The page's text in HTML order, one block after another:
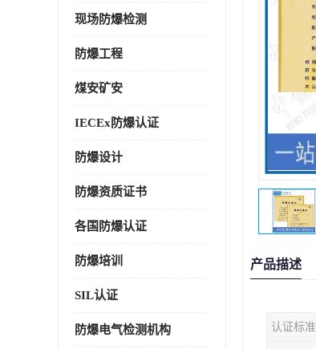
现场防爆检测
防爆工程
煤安矿安
IECEx防爆认证
防爆设计
防爆资质证书
各国防爆认证
防爆培训
SIL认证
防爆电气检测机构
产品描述
认证标准